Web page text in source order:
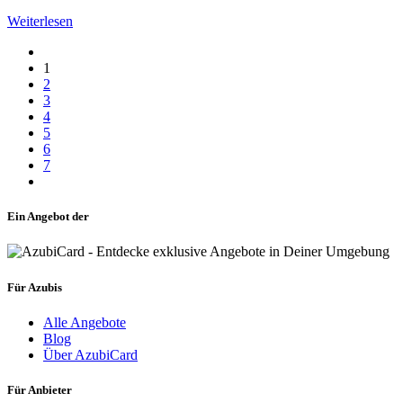
Weiterlesen
1
2
3
4
5
6
7
Ein Angebot der
Für Azubis
Alle Angebote
Blog
Über AzubiCard
Für Anbieter